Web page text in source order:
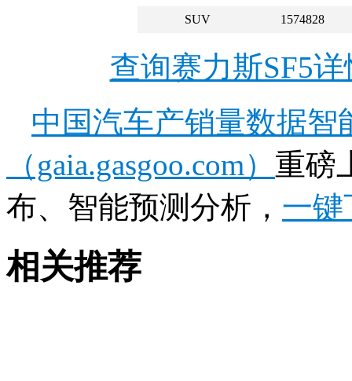
SUV
1574828
查询赛力斯SF5
中国汽车产销量数据
（gaia.gasgoo.com） 重磅
布、智能预测分析， 一键
相关推荐